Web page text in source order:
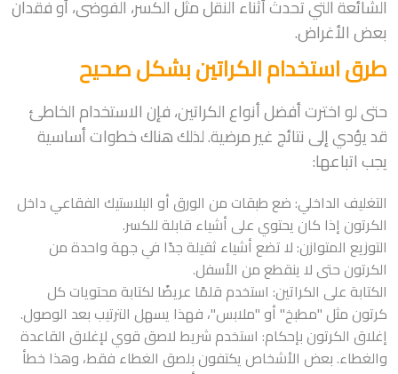
الشائعة التي تحدث أثناء النقل مثل الكسر، الفوضى، أو فقدان
بعض الأغراض.
طرق استخدام الكراتين بشكل صحيح
حتى لو اخترت أفضل أنواع الكراتين، فإن الاستخدام الخاطئ
قد يؤدي إلى نتائج غير مرضية. لذلك هناك خطوات أساسية
يجب اتباعها:
التغليف الداخلي: ضع طبقات من الورق أو البلاستيك الفقاعي داخل
الكرتون إذا كان يحتوي على أشياء قابلة للكسر.
التوزيع المتوازن: لا تضع أشياء ثقيلة جدًا في جهة واحدة من
الكرتون حتى لا ينقطع من الأسفل.
الكتابة على الكراتين: استخدم قلمًا عريضًا لكتابة محتويات كل
كرتون مثل "مطبخ" أو "ملابس"، فهذا يسهل الترتيب بعد الوصول.
إغلاق الكرتون بإحكام: استخدم شريط لاصق قوي لإغلاق القاعدة
والغطاء. بعض الأشخاص يكتفون بلصق الغطاء فقط، وهذا خطأ